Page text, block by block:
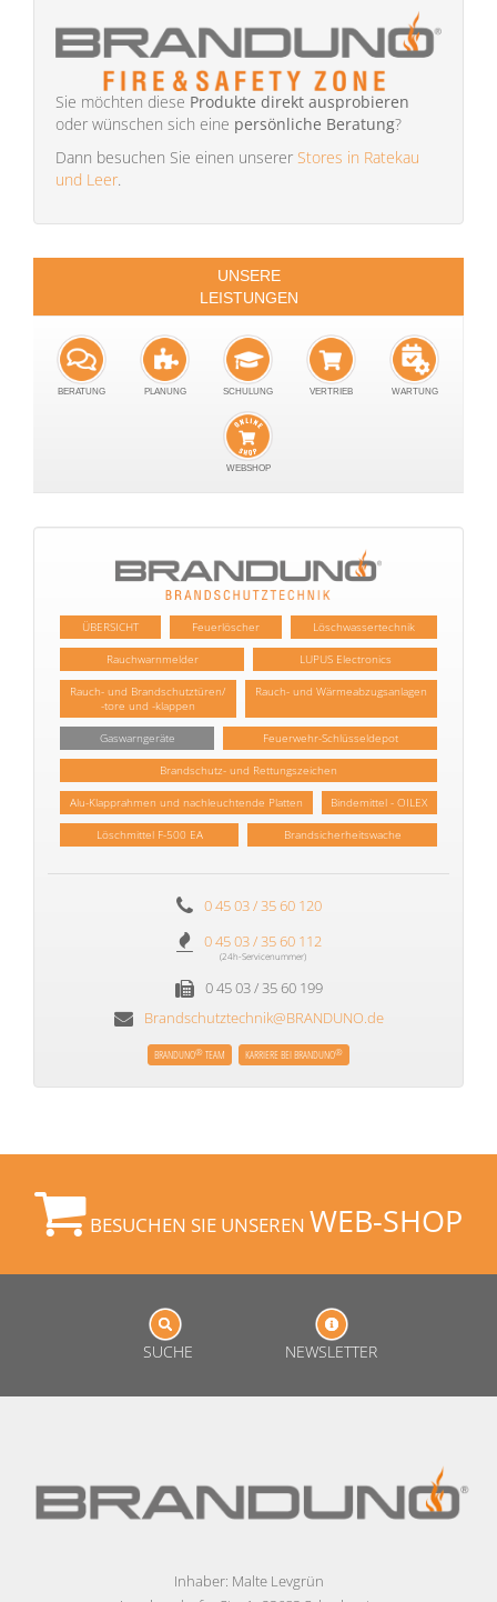
Sie möchten diese Produkte direkt ausprobieren
oder wünschen sich eine persönliche Beratung?
Dann besuchen Sie einen unserer Stores in Ratekau
und Leer.
UNSERE
LEISTUNGEN
BERATUNG PLANUNG SCHULUNG VERTRIEB WARTUNG
WEBSHOP
ÜBERSICHT Feuerlöscher Löschwassertechnik
Rauchwarnmelder LUPUS Electronics
Rauch- und Brandschutztüren/
-tore und -klappen
Rauch- und Wärmeabzugsanlagen
Gaswarngeräte Feuerwehr-Schlüsseldepot
Brandschutz- und Rettungszeichen
Alu-Klapprahmen und nachleuchtende Platten Bindemittel - OILEX
Löschmittel F-500 EA Brandsicherheitswache
0 45 03 / 35 60 120
0 45 03 / 35 60 112
(24h-Servicenummer)
0 45 03 / 35 60 199
Brandschutztechnik@BRANDUNO.de
BRANDUNO® TEAM KARRIERE BEI BRANDUNO®
BESUCHEN SIE UNSEREN WEB-SHOP
SUCHE NEWSLETTER
Inhaber: Malte Levgrün